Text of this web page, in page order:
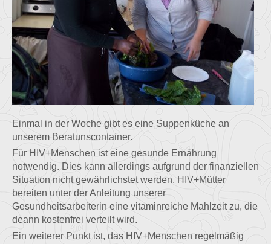
Einmal in der Woche gibt es eine Suppenküche an
unserem Beratunscontainer.
Für HIV+Menschen ist eine gesunde Ernährung
notwendig. Dies kann allerdings aufgrund der finanziellen
Situation nicht gewährlichstet werden. HIV+Mütter
bereiten unter der Anleitung unserer
Gesundheitsarbeiterin eine vitaminreiche Mahlzeit zu, die
deann kostenfrei verteilt wird.
Ein weiterer Punkt ist, das HIV+Menschen regelmäßig